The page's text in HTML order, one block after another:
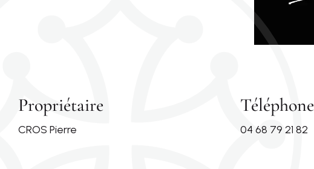
Propriétaire
CROS Pierre
Téléphone
04 68 79 21 82